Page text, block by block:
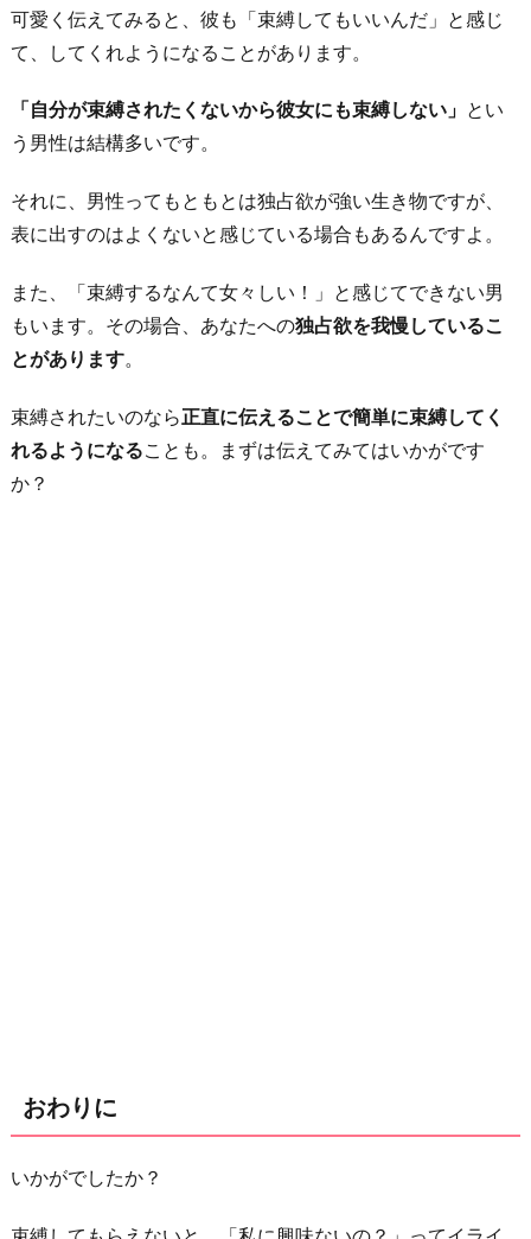
可愛く伝えてみると、彼も「束縛してもいいんだ」と感じ
て、してくれようになることがあります。
「自分が束縛されたくないから彼女にも束縛しない」 とい
う男性は結構多いです。
それに、男性ってもともとは独占欲が強い生き物ですが、
表に出すのはよくないと感じている場合もあるんですよ。
また、「束縛するなんて女々しい！」と感じてできない男
もいます。その場合、あなたへの独占欲を我慢しているこ
とがあります。
束縛されたいのなら正直に伝えることで簡単に束縛してく
れるようになることも。まずは伝えてみてはいかがです
か？
おわりに
いかがでしたか？